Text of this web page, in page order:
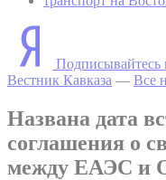
Подписывайтесь
Вестник Кавказа — Все
Названа дата
соглашения о
между ЕАЭС и